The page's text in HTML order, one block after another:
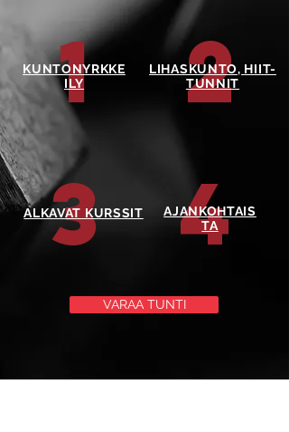
1
KUNTONYRKKE
ILY
2
LIHASKUNTO, HIIT-
TUNNIT
3
ALKAVAT KURSSIT 4
AJANKOHTAIS
TA
VARAA TUNTI